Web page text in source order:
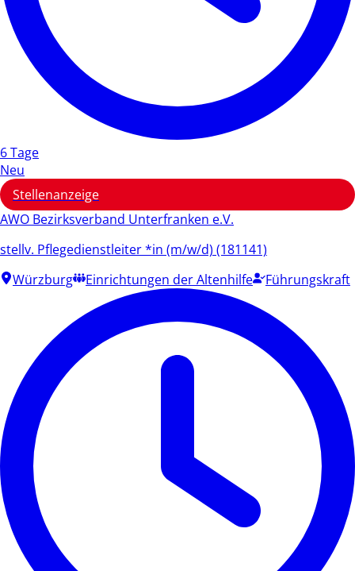
6 Tage
Neu
Stellenanzeige
AWO Bezirksverband Unterfranken e.V.
stellv. Pflegedienstleiter *in (m/w/d) (181141)
Würzburg
Einrichtungen der Altenhilfe Führungskraft